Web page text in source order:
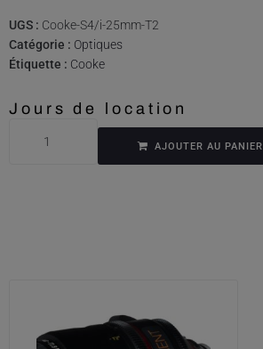
UGS : Cooke-S4/i-25mm-T2
Catégorie : Optiques
Étiquette : Cooke
Jours de location
AJOUTER AU PANIER